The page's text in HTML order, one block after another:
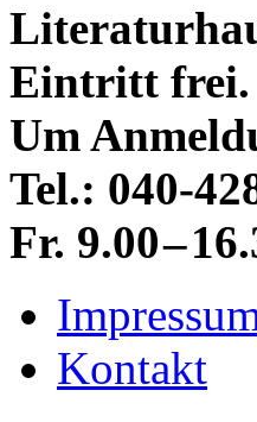
Eintritt frei.
Um
Tel.: 040-
Fr. 9.00 –
Kontakt